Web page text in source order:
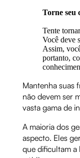
Torne seu
Tente
Você deve
Assim,
portanto,
Mantenha suas
não devem ser
vasta gama de
A maioria dos
aspecto. Eles
que dificultam a